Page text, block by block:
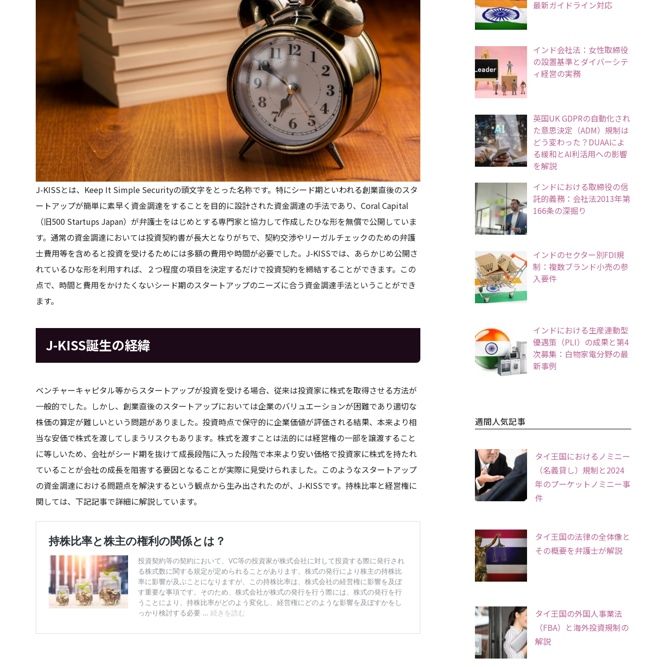
J-KISSとは、Keep It Simple Securityの頭文字をとった名称です。特にシード期といわれる創業直後のスタ
ートアップが簡単に素早く資金調達をすることを目的に設計された資金調達の手法であり、Coral Capital
（旧500 Startups Japan）が弁護士をはじめとする専門家と協力して作成したひな形を無償で公開していま
す。通常の資金調達においては投資契約書が長大となりがちで、契約交渉やリーガルチェックのための弁護
士費用等を含めると投資を受けるためには多額の費用や時間が必要でした。J-KISSでは、あらかじめ公開さ
れているひな形を利用すれば、２つ程度の項目を決定するだけで投資契約を締結することができます。この
点で、時間と費用をかけたくないシード期のスタートアップのニーズに合う資金調達手法ということができ
ます。
J-KISS誕生の経緯
ベンチャーキャピタル等からスタートアップが投資を受ける場合、従来は投資家に株式を取得させる方法が
一般的でした。しかし、創業直後のスタートアップにおいては企業のバリュエーションが困難であり適切な
株価の算定が難しいという問題がありました。投資時点で保守的に企業価値が評価される結果、本来より相
当な安価で株式を渡してしまうリスクもあります。株式を渡すことは法的には経営権の一部を譲渡すること
に等しいため、会社がシード期を抜けて成長段階に入った段階で本来より安い価格で投資家に株式を持たれ
ていることが会社の成長を阻害する要因となることが実際に見受けられました。このようなスタートアップ
の資金調達における問題点を解決するという観点から生み出されたのが、J-KISSです。持株比率と経営権に
関しては、下記記事で詳細に解説しています。
最新ガイドライン対応
インド会社法：女性取締役
の設置基準とダイバーシテ
ィ経営の実務
英国UK GDPRの自動化され
た意思決定（ADM）規制は
どう変わった？DUAAによ
る緩和とAI利活用への影響
を解説
インドにおける取締役の信
託的義務：会社法2013年第
166条の深掘り
インドのセクター別FDI規
制：複数ブランド小売の参
入要件
インドにおける生産連動型
優遇策（PLI）の成果と第4
次募集：白物家電分野の最
新事例
週間人気記事
タイ王国におけるノミニー
（名義貸し）規制と2024
年のプーケットノミニー事
件
タイ王国の法律の全体像と
その概要を弁護士が解説
タイ王国の外国人事業法
（FBA）と海外投資規制の
解説